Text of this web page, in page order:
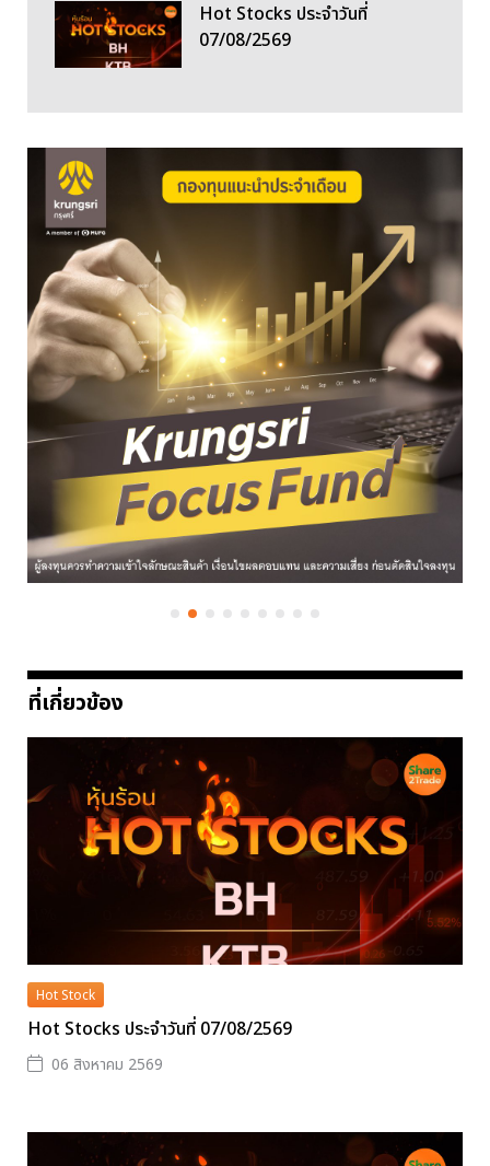
Hot Stocks ประจำวันที่
07/08/2569
ที่เกี่ยวข้อง
Hot Stock
Hot Stocks ประจำวันที่ 07/08/2569
06 สิงหาคม 2569